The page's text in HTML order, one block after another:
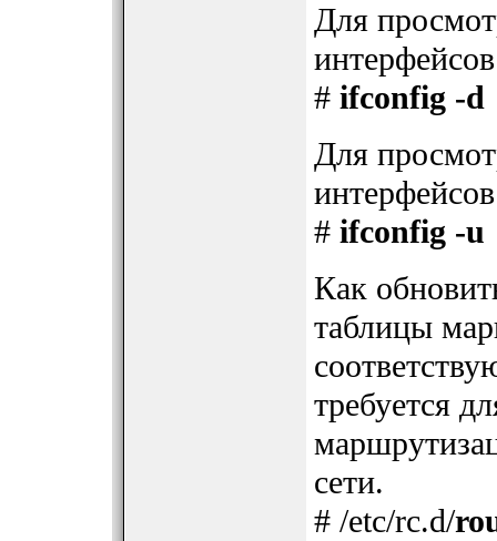
Для
# ifconfig -d
Для
# ifconfig -u
Как
таблицы
требуется
сети.
# /etc/rc.d/